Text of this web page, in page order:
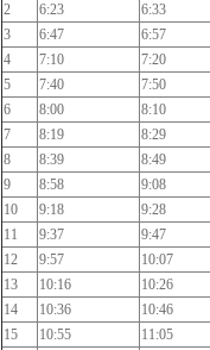
2
6:23 6:33
3
6:47 6:57
4
7:10 7:20
5
7:40 7:50
6
8:00 8:10
7
8:19 8:29
8
8:39 8:49
9
8:58 9:08
10
9:18 9:28
11
9:37 9:47
12
9:57 10:07
13
10:16 10:26
14
10:36 10:46
15
10:55 11:05